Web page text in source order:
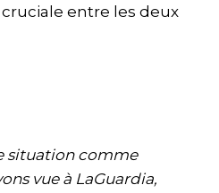
entre les deux
situation comme
vue à LaGuardia,